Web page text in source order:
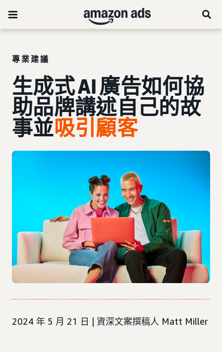
專業建議
生成式 AI 廣告如何協
助品牌講述自己的故
事並吸引顧客
2024 年 5 月 21 日 | 資深文案撰稿人 Matt Miller